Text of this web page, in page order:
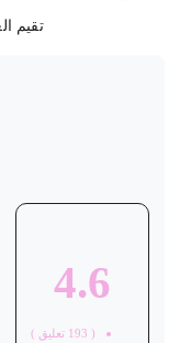
تقيم
4.6
193 تعليق )